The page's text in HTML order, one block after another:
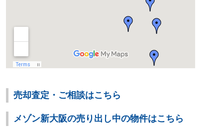
売却査定・ご相談はこちら
メゾン新大阪の売り出し中の物件はこちら